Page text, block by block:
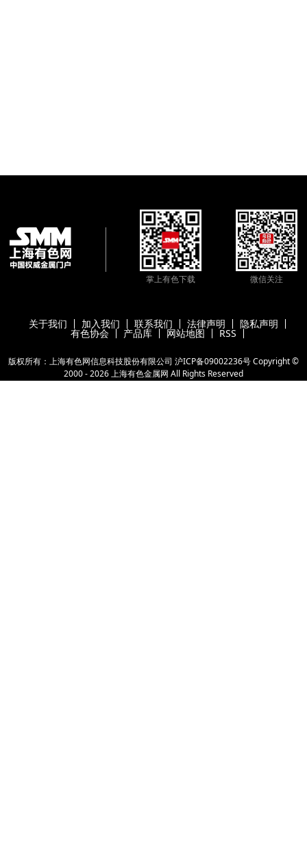
掌上有色下载 微信关注
关于我们 加入我们 联系我们 法律声明 隐私声明
有色协会 产品库 网站地图 RSS
版权所有：上海有色网信息科技股份有限公司 沪ICP备09002236号Copyright ©
2000 -2026上海有色金属网 All Rights Reserved